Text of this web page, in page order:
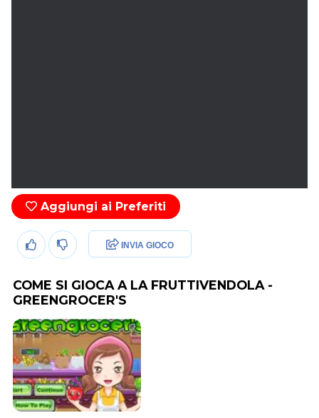
Aggiungi ai Preferiti
INVIA GIOCO
COME SI GIOCA A LA FRUTTIVENDOLA -
GREENGROCER'S